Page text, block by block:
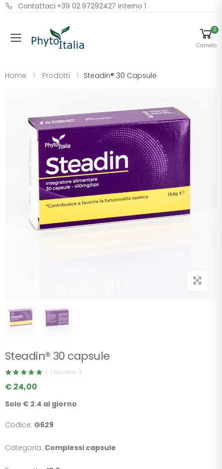
Contattaci +39 02 97292427 interno 1
Menu
0
Carrello
Home Prodotti Steadin® 30 Capsule
Steadin® 30 capsule
( 1 Review )
€ 24,00
Solo € 2.4 al giorno
Codice: G629
Categoria: Complessi capsule